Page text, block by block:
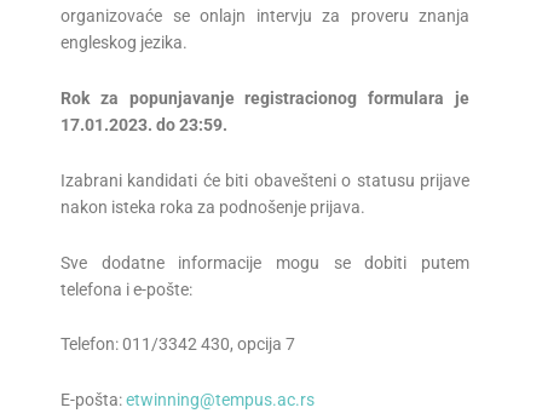
organizovaće se onlajn intervju za proveru znanja
engleskog jezika.
Rok za popunjavanje registracionog formulara je
17.01.2023. do 23:59.
Izabrani kandidati će biti obavešteni o statusu prijave
nakon isteka roka za podnošenje prijava.
Sve dodatne informacije mogu se dobiti putem
telefona i e-pošte:
Telefon: 011/3342 430, opcija 7
E-pošta:etwinning@tempus.ac.rs